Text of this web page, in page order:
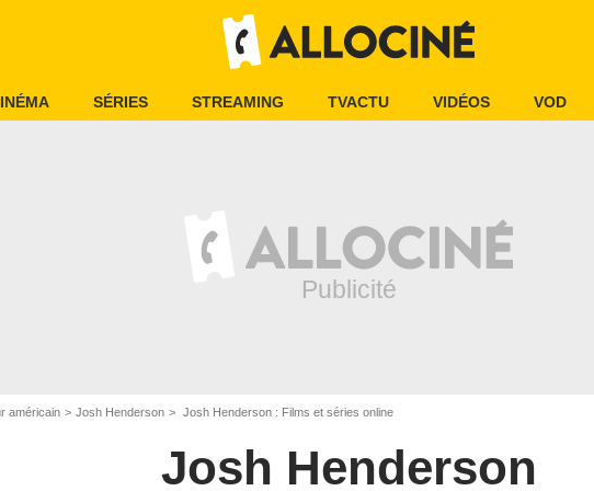
SÉRIES STREAMING TVACTU VIDÉOS VOD
américain Josh Henderson Josh Henderson : Films et séries online
Josh Henderson